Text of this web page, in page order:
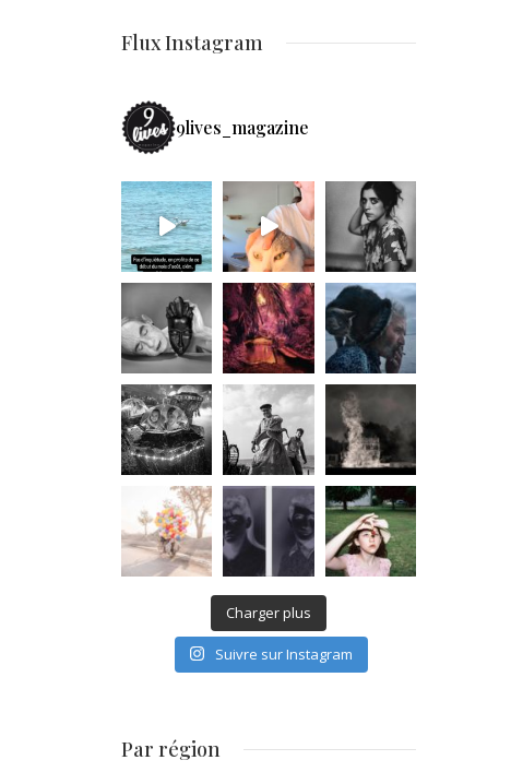
Flux Instagram
9lives_magazine
Charger plus
Suivre sur Instagram
Par région